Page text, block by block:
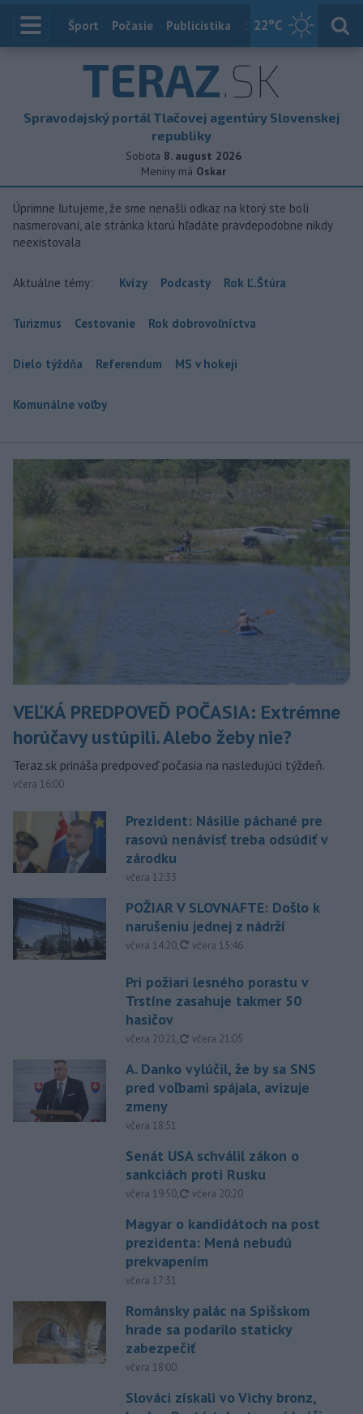
22°C
Index
Šport Počasie Publicistika Slovensko
TERAZ.SK
Spravodajský portál Tlačovej agentúry Slovenskej
republiky
Sobota 8. august 2026
Meniny má Oskar
Úprimne ľutujeme, že sme nenašli odkaz na ktorý ste boli
nasmerovaní, ale stránka ktorú hľadáte pravdepodobne nikdy
neexistovala
Aktuálne témy: Kvízy Podcasty Rok Ľ.Štúra
Turizmus Cestovanie Rok dobrovoľníctva
Dielo týždňa Referendum MS v hokeji
Komunálne voľby
VEĽKÁ PREDPOVEĎ POČASIA: Extrémne
horúčavy ustúpili. Alebo žeby nie?
Teraz.sk prináša predpoveď počasia na nasledujúci týždeň.
včera 16:00
Prezident: Násilie páchané pre
rasovú nenávisť treba odsúdiť v
zárodku
včera 12:33
POŽIAR V SLOVNAFTE: Došlo k
narušeniu jednej z nádrží
včera 14:20, aktualizované
včera 15:46
Pri požiari lesného porastu v
Trstíne zasahuje takmer 50
hasičov
včera 20:21, aktualizované
včera 21:05
A. Danko vylúčil, že by sa SNS
pred voľbami spájala, avizuje
zmeny
včera 18:51
Senát USA schválil zákon o
sankciách proti Rusku
včera 19:50, aktualizované
včera 20:20
Magyar o kandidátoch na post
prezidenta: Mená nebudú
prekvapením
včera 17:31
Románsky palác na Spišskom
hrade sa podarilo staticky
zabezpečiť
včera 18:00
Slováci získali vo Vichy bronz,